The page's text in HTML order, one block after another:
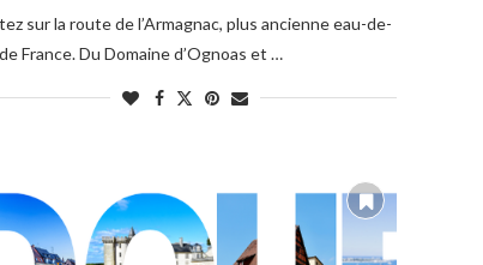
sur la route de l’Armagnac, plus ancienne eau-de-
France. Du Domaine d’Ognoas et …